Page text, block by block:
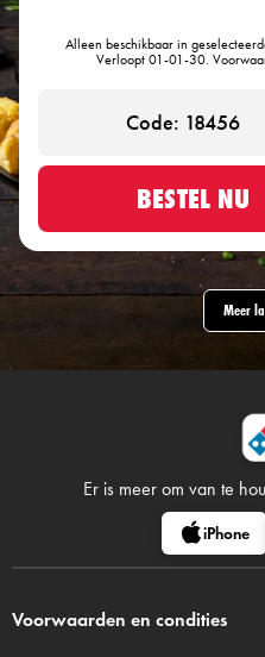
Alleen beschikbaar in
Verloopt 01-01-30.
BESTEL NU
Meer
Er is meer om van te
iPhone
Voorwaarden en condities